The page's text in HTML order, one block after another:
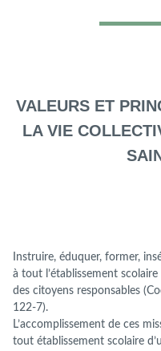
VALEURS ET
LA VIE
Instruire, éduquer, former,
à tout l’établissement
des citoyens responsables
122-7).
L’accomplissement de ces
tout établissement scolaire